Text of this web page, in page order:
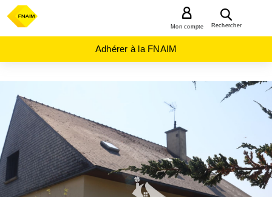
Rechercher
Mon compte
Adhérer à la FNAIM
ACHAT
MAISON
BRETAGNE
COTES-
D'ARMOR
(22)
DINAN
(22100)